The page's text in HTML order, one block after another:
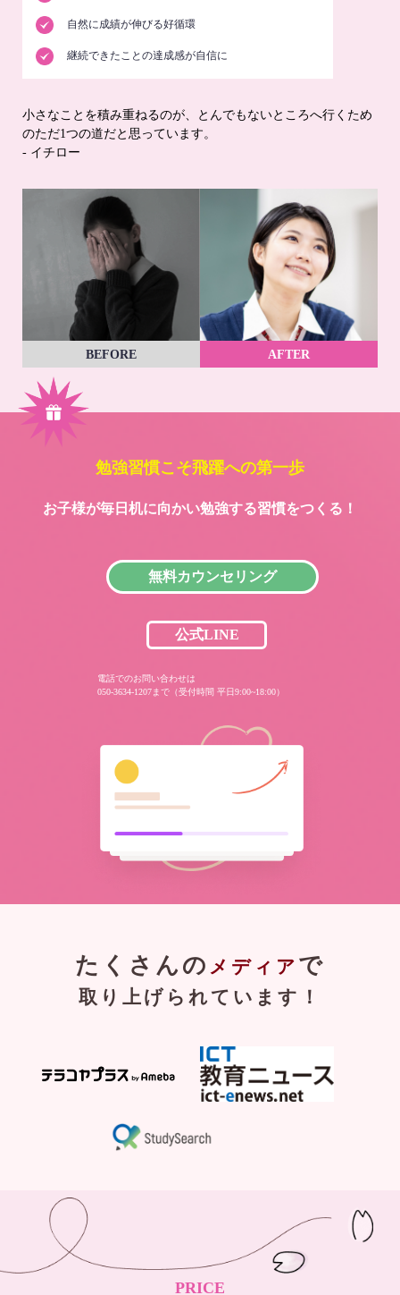
自然に成績が伸びる好循環
継続できたことの達成感が自信に
小さなことを積み重ねるのが、とんでもないところへ行くため
のただ1つの道だと思っています。
- イチロー
BEFORE AFTER
勉強習慣こそ飛躍への第一歩
お子様が毎日机に向かい勉強する習慣をつくる！
無料カウンセリング
公式LINE
電話でのお問い合わせは
050-3634-1207まで（受付時間 平日9:00~18:00）
たくさんの メディア で
取り上げられています！
PRICE